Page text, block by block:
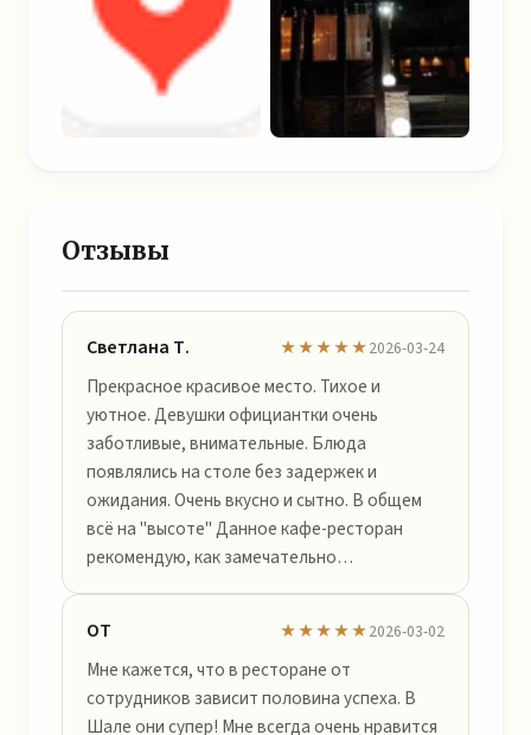
Отзывы
Светлана Т. ★★★★★2026-03-24
Прекрасное красивое место. Тихое и
уютное. Девушки официантки очень
заботливые, внимательные. Блюда
появлялись на столе без задержек и
ожидания. Очень вкусно и сытно. В общем
всё на "высоте" Данное кафе-ресторан
рекомендую, как замечательно…
ОТ ★★★★★2026-03-02
Мне кажется, что в ресторане от
сотрудников зависит половина успеха. В
Шале они супер! Мне всегда очень нравится